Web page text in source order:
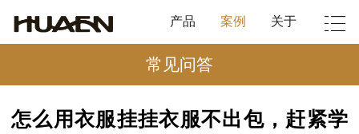
产品 案例 关于
常见问答
怎么用衣服挂挂衣服不出包，赶紧学